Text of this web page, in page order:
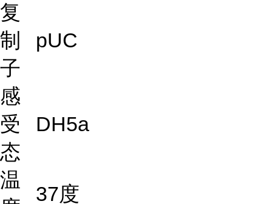
复
制
子
pUC
感
受
态
DH5a
温
37度